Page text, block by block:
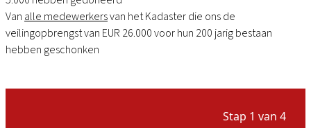
Van alle medewerkersvan het Kadaster die ons de
veilingopbrengst van EUR 26.000 voor hun 200 jarig bestaan
hebben geschonken
Stap 1 van 4